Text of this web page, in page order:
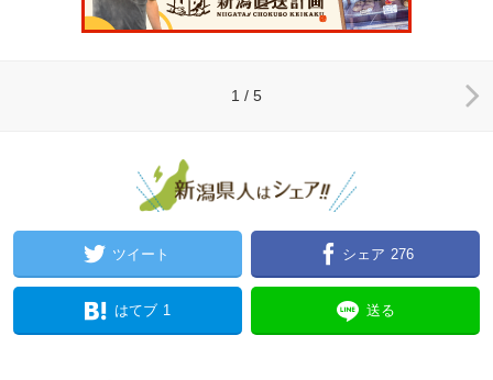
1 / 5
ツイート シェア 276
はてブ 1 送る